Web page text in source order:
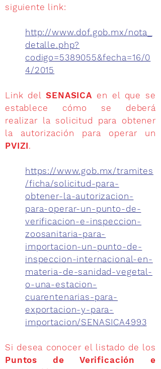
siguiente link:
http://www.dof.gob.mx/nota_
detalle.php?
codigo=5389055&fecha=16/0
4/2015
Link del SENASICA en el que se
establece cómo se deberá
realizar la solicitud para obtener
la autorización para operar un
PVIZI.
https://www.gob.mx/tramites
/ficha/solicitud-para-
obtener-la-autorizacion-
para-operar-un-punto-de-
verificacion-e-inspeccion-
zoosanitaria-para-
importacion-un-punto-de-
inspeccion-internacional-en-
materia-de-sanidad-vegetal-
o-una-estacion-
cuarentenarias-para-
exportacion-y-para-
importacion/SENASICA4993
Si desea conocer el listado de los
Puntos de Verificación e